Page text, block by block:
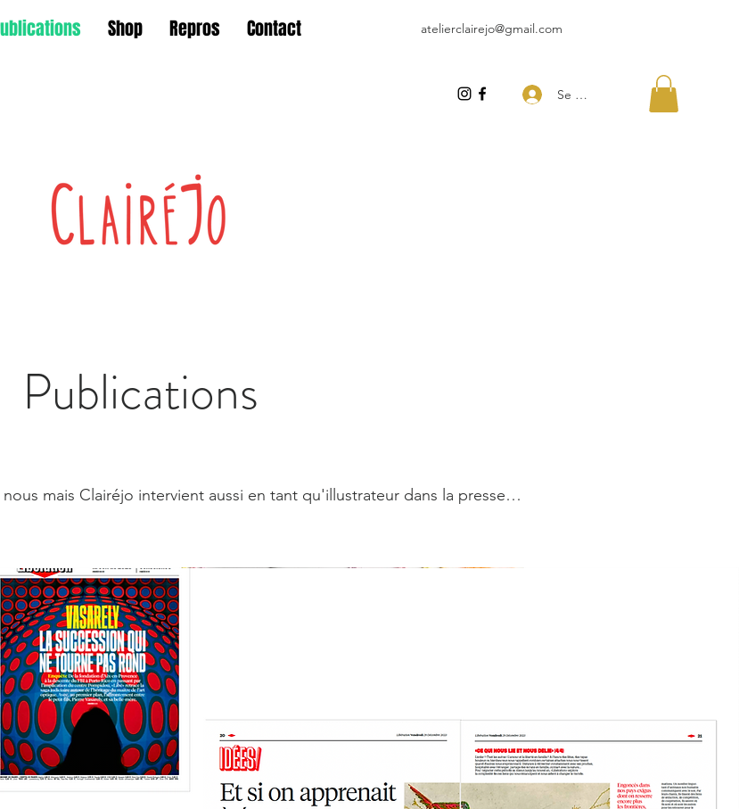
Shop Repros Contact atelierclairejo@gmail.com
Se connecter
Publications
mais Clairéjo intervient aussi en tant qu'illustrateur dans la presse…